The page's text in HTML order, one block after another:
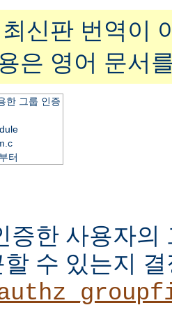
신판 번역이
은 영어 문서
한 그룹 인증
터
증한 사용자의
수 있는지